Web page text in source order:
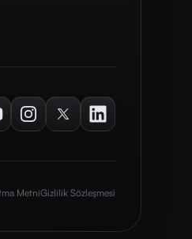
InstagramTwitterLinkedIn
MetniGizlilik Sözleşmesi